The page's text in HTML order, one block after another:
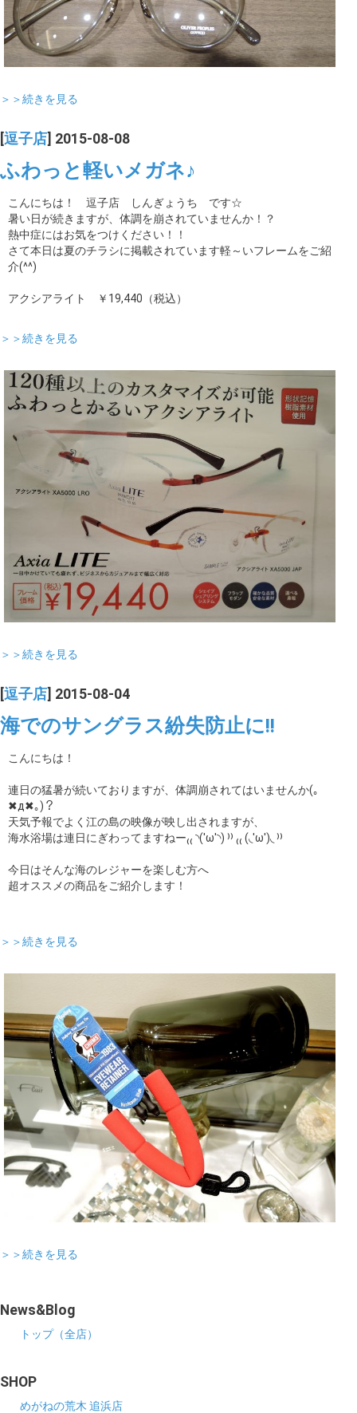
＞＞続きを見る
逗子店 ] 2015-08-08
ふわっと軽いメガネ♪
こんにちは！ 逗子店 しんぎょうち です☆
暑い日が続きますが、体調を崩されていませんか！？
熱中症にはお気をつけください！！
さて本日は夏のチラシに掲載されています軽～いフレームをご紹
介(^^)
アクシアライト ￥19,440（税込）
＞＞続きを見る
＞＞続きを見る
[逗子店] 2015-08-04
海でのサングラス紛失防止に!!
こんにちは！
連日の猛暑が続いておりますが、体調崩されてはいませんか(｡
✖д✖｡)？
天気予報でよく江の島の映像が映し出されますが、
海水浴場は連日にぎわってますねー₍₍ ◝('ω'◝) ⁾⁾ ₍₍ (◟'ω')◟ ⁾⁾
今日はそんな海のレジャーを楽しむ方へ
超オススメの商品をご紹介します！
＞＞続きを見る
＞＞続きを見る
News&Blog
トップ（全店）
SHOP
めがねの荒木 追浜店